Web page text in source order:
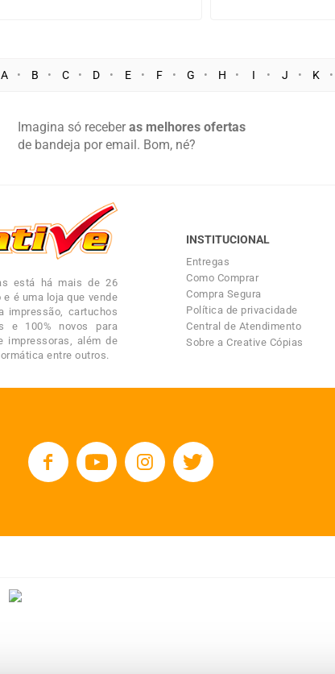
A B C D E F G H I J K
Imagina só receberas melhores ofertas
de bandeja por email. Bom, né?
está há mais de 26
e é uma loja que vende
impressão, cartuchos
e 100% novos para
impressoras, além de
entre outros.
INSTITUCIONAL
Entregas
Como Comprar
Compra Segura
Política de privacidade
Central de Atendimento
Sobre a Creative Cópias